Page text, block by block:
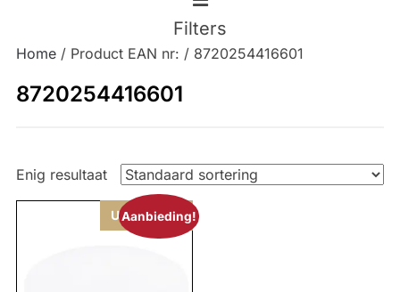
Filters
Home/ Product EAN nr: / 8720254416601
8720254416601
Enig resultaat
Aanbieding!
Uitverkocht